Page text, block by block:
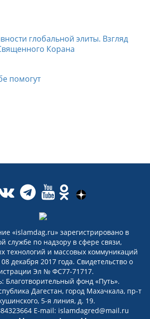
глобальной элиты. Взгляд
Корана
помогут
«islamdag.ru» зарегистрировано в
службе по надзору в сфере связи,
технологий и массовых коммуникаций
декабря 2017 года. Свидетельство о
Эл № ФС77-71717.
Благотворительный фонд «Путь».
Дагестан, город Махачкала, пр-т
5-я линия, д. 19.
E-mail: islamdagred@mail.ru